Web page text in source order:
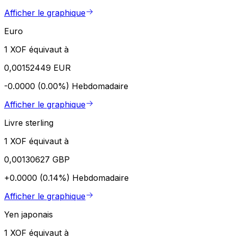
Afficher le graphique
Euro
1 XOF équivaut à
0,00152449 EUR
-0.0000 (0.00%) Hebdomadaire
Afficher le graphique
Livre sterling
1 XOF équivaut à
0,00130627 GBP
+0.0000 (0.14%) Hebdomadaire
Afficher le graphique
Yen japonais
1 XOF équivaut à